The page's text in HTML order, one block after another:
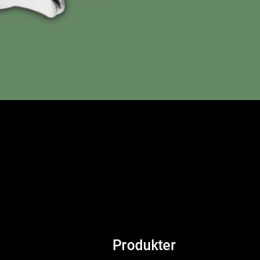
Produkter